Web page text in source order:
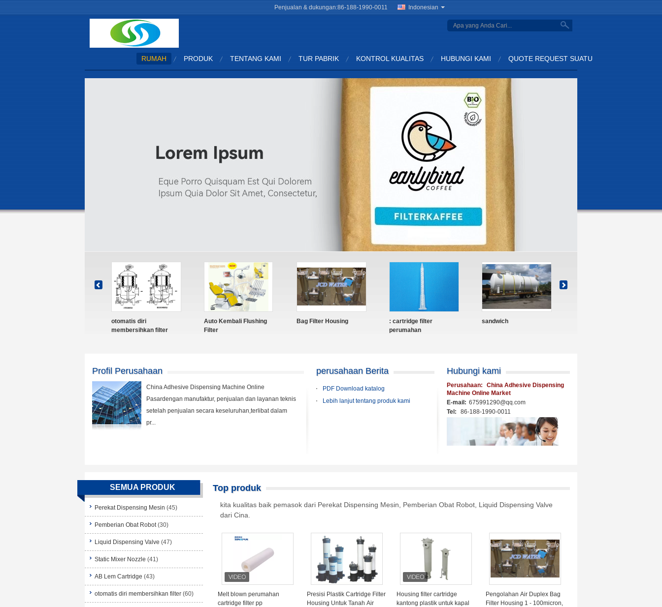
Penjualan & dukungan:86-188-1990-0011 Indonesian
RUMAH PRODUK TENTANG KAMI TUR PABRIK KONTROL KUALITAS HUBUNGI KAMI QUOTE REQUEST SUATU
: cartridge filter
perumahan
sandwich Plastik Diafragma Valve PVC Diafragma Valve Plastik Butterfly Valve
Profil Perusahaan
China Adhesive Dispensing Machine Online
Pasardengan manufaktur, penjualan dan layanan teknis
setelah penjualan secara keseluruhan,terlibat dalam
pr...
perusahaan Berita
PDF Download katalog
Lebih lanjut tentang produk kami
Hubungi kami
Perusahaan:
China Adhesive Dispensing
Machine Online Market
E-mail: 675991290@qq.com
Tel:
86-188-1990-0011
SEMUA PRODUK
Perekat Dispensing Mesin (45)
Pemberian Obat Robot (30)
Liquid Dispensing Valve (47)
Static Mixer Nozzle (41)
AB Lem Cartridge (43)
otomatis diri membersihkan filter (60)
Top produk
kita kualitas baik pemasok dari Perekat Dispensing Mesin, Pemberian Obat Robot, Liquid Dispensing Valve
dari Cina.
Melt blown perumahan
cartridge filter pp
Presisi Plastik Cartridge Filter
Housing Untuk Tanah Air
Housing filter cartridge
kantong plastik untuk kapal
Pengolahan Air Duplex Bag
Filter Housing 1 - 100micron,